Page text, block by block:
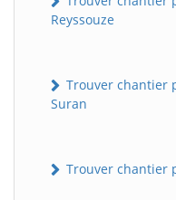
Reyssouze
Trouver chantier
Suran
Trouver chantier